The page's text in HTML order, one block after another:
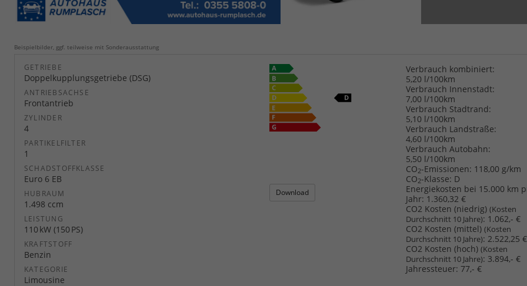
Beispielbilder, ggf. teilweise mit Sonderausstattung
GETRIEBE
Doppelkupplungsgetriebe (DSG)
ANTRIEBSACHSE
Frontantrieb
ZYLINDER
4
PARTIKELFILTER
1
SCHADSTOFFKLASSE
Euro 6 EB
HUBRAUM
1.498 ccm
LEISTUNG
110 kW (150 PS)
KRAFTSTOFF
Benzin
KATEGORIE
Limousine
Verbrauch kombiniert:
5,20 l/100km
Verbrauch Innenstadt:
7,00 l/100km
Verbrauch Stadtrand:
5,10 l/100km
Verbrauch Landstraße:
4,60 l/100km
Verbrauch Autobahn:
5,50 l/100km
CO2-Emissionen: 118,00 g/km
CO2-Klasse: D
Download
Energiekosten bei 15.000 km
Jahr: 1.360,32 €
CO2 Kosten (niedrig) (Kosten
Durchschnitt 10 Jahre): 1.062,- €
CO2 Kosten (mittel) (Kosten
Durchschnitt 10 Jahre): 2.522,25 €
CO2 Kosten (hoch) (Kosten
Durchschnitt 10 Jahre): 3.894,- €
Jahressteuer: 77,- €